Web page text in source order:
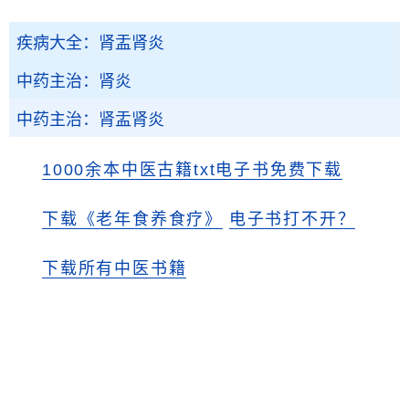
疾病大全：肾盂肾炎
中药主治：肾炎
中药主治：肾盂肾炎
1000余本中医古籍txt电子书免费下载
下载《老年食养食疗》 电子书打不开？
下载所有中医书籍